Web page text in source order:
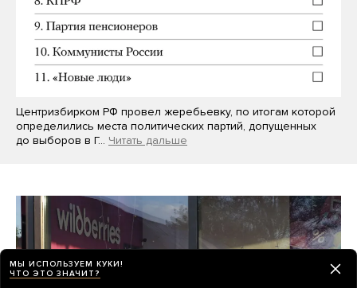
Центризбирком РФ провел жеребьевку, по итогам которой
определились места политических партий, допущенных
до выборов в Г… Читать дальше
МЫ ИСПОЛЬЗУЕМ КУКИ!
ЧТО ЭТО ЗНАЧИТ?